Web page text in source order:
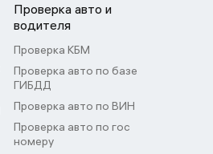
Проверка авто и
водителя
Проверка КБМ
Проверка авто по базе
ГИБДД
Проверка авто по ВИН
Проверка авто по гос
номеру